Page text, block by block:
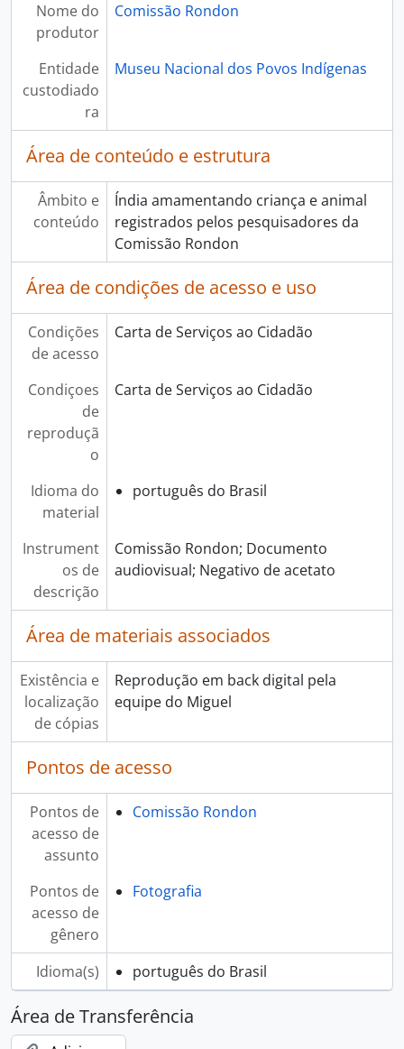
Nome do
produtor
Comissão Rondon
Entidade
custodiado
ra
Museu Nacional dos Povos Indígenas
Área de conteúdo e estrutura
Âmbito e
conteúdo
Índia amamentando criança e animal
registrados pelos pesquisadores da
Comissão Rondon
Área de condições de acesso e uso
Condições
de acesso
Carta de Serviços ao Cidadão
Condiçoes
de
reproduçã
o
Carta de Serviços ao Cidadão
Idioma do
material
português do Brasil
Instrument
os de
descrição
Comissão Rondon; Documento
audiovisual; Negativo de acetato
Área de materiais associados
Existência e
localização
de cópias
Reprodução em back digital pela
equipe do Miguel
Pontos de acesso
Pontos de
acesso de
assunto
Comissão Rondon
Pontos de
acesso de
gênero
Fotografia
Idioma(s) português do Brasil
Área de Transferência